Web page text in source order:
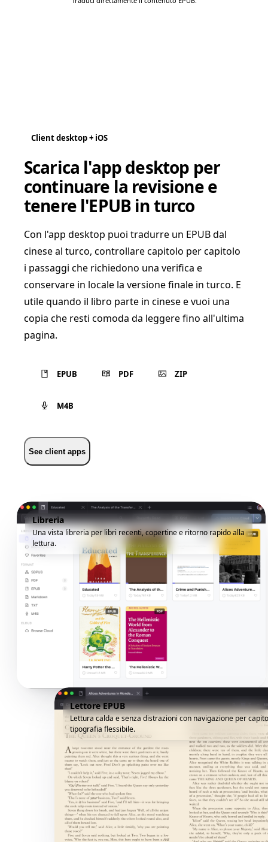
Client desktop + iOS
Scarica l'app desktop per
continuare la revisione e
tenere l'EPUB in turco
Con l'app desktop puoi tradurre un EPUB dal
cinese al turco, controllare capitolo per capitolo
i passaggi che richiedono una verifica e
conservare in locale la versione finale in turco. E
utile quando il libro parte in cinese e vuoi una
copia che resti comoda da leggere fino all'ultima
pagina.
EPUB PDF ZIP
M4B
See client apps
Libreria
Una vista libreria per libri recenti, copertine e ritorno rapido alla
lettura.
Lettore EPUB
Lettura calda e senza distrazioni con navigazione per
tipografia flessibile.